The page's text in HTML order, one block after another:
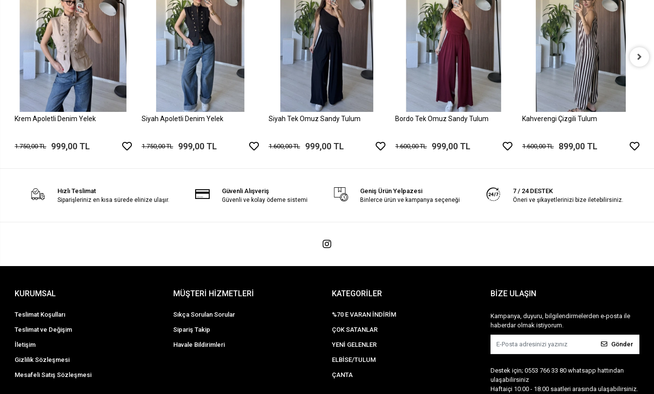
Krem Apoletli Denim Yelek
1.750,00 TL 999,00 TL
Siyah Apoletli Denim Yelek
1.750,00 TL 999,00 TL
Siyah Tek Omuz Sandy Tulum
1.600,00 TL 999,00 TL
Bordo Tek Omuz Sandy Tulum
1.600,00 TL 999,00 TL
Kahverengi Çizgili Tulum
1.600,00 TL 899,00 TL
Hızlı Teslimat
Siparişleriniz en kısa sürede elinize ulaşır.
Güvenli Alışveriş
Güvenli ve kolay ödeme sistemi
Geniş Ürün Yelpazesi
Binlerce ürün ve kampanya seçeneği
7 / 24 DESTEK
Öneri ve şikayetlerinizi bize iletebilirsiniz.
KURUMSAL
Teslimat Koşulları
Teslimat ve Değişim
İletişim
Gizlilik Sözleşmesi
Mesafeli Satış Sözleşmesi
MÜŞTERİ HİZMETLERİ
Sıkça Sorulan Sorular
Sipariş Takip
Havale Bildirimleri
KATEGORİLER
%70 E VARAN İNDİRİM
ÇOK SATANLAR
YENİ GELENLER
ELBİSE/TULUM
ÇANTA
BİZE ULAŞIN
Kampanya, duyuru, bilgilendirmelerden e-posta ile
haberdar olmak istiyorum.
Gönder
Destek için; 0553 766 33 80 whatsapp hattından
ulaşabilirsiniz
Haftaiçi 10:00 - 18:00 saatleri arasında ulaşabilirsiniz.